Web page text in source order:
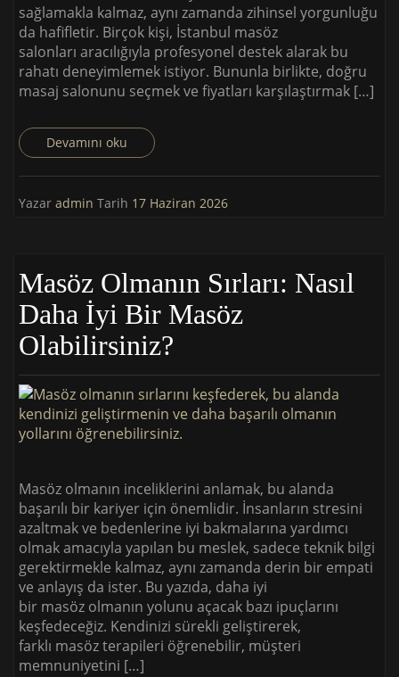
sağlamakla kalmaz, aynı zamanda zihinsel yorgunluğu
da hafifletir. Birçok kişi, İstanbul masöz
salonları aracılığıyla profesyonel destek alarak bu
rahatı deneyimlemek istiyor. Bununla birlikte, doğru
masaj salonunu seçmek ve fiyatları karşılaştırmak […]
Devamını oku
Yazar admin Tarih 17 Haziran 2026
Masöz Olmanın Sırları: Nasıl
Daha İyi Bir Masöz
Olabilirsiniz?
Masöz olmanın inceliklerini anlamak, bu alanda
başarılı bir kariyer için önemlidir. İnsanların stresini
azaltmak ve bedenlerine iyi bakmalarına yardımcı
olmak amacıyla yapılan bu meslek, sadece teknik bilgi
gerektirmekle kalmaz, aynı zamanda derin bir empati
ve anlayış da ister. Bu yazıda, daha iyi
bir masöz olmanın yolunu açacak bazı ipuçlarını
keşfedeceğiz. Kendinizi sürekli geliştirerek,
farklı masöz terapileri öğrenebilir, müşteri
memnuniyetini […]